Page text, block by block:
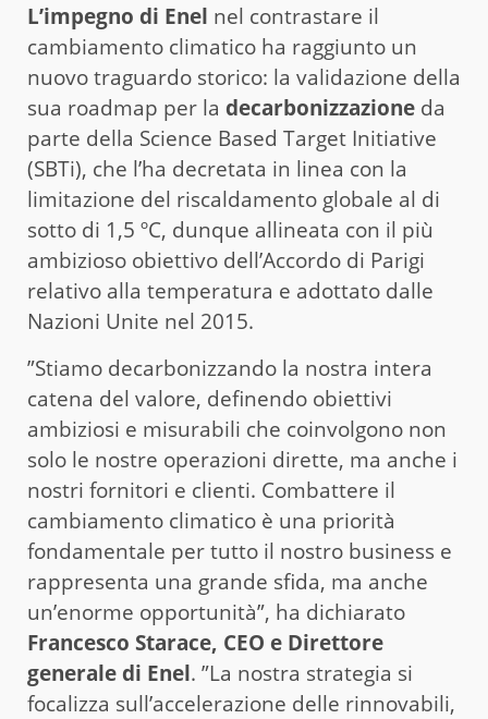
L’impegno di Enel nel contrastare il
cambiamento climatico ha raggiunto un
nuovo traguardo storico: la validazione della
sua roadmap per la decarbonizzazione da
parte della Science Based Target Initiative
(SBTi), che l’ha decretata in linea con la
limitazione del riscaldamento globale al di
sotto di 1,5 ºC, dunque allineata con il più
ambizioso obiettivo dell’Accordo di Parigi
relativo alla temperatura e adottato dalle
Nazioni Unite nel 2015.
”Stiamo decarbonizzando la nostra intera
catena del valore, definendo obiettivi
ambiziosi e misurabili che coinvolgono non
solo le nostre operazioni dirette, ma anche i
nostri fornitori e clienti. Combattere il
cambiamento climatico è una priorità
fondamentale per tutto il nostro business e
rappresenta una grande sfida, ma anche
un’enorme opportunità”, ha dichiarato
Francesco Starace, CEO e Direttore
generale di Enel. ”La nostra strategia si
focalizza sull’accelerazione delle rinnovabili,